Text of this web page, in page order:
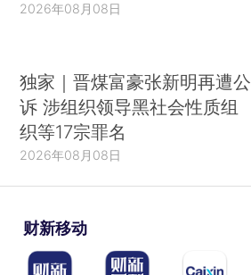
2026年08月08日
独家｜晋煤富豪张新明再遭公
诉 涉组织领导黑社会性质组
织等17宗罪名
2026年08月08日
财新移动